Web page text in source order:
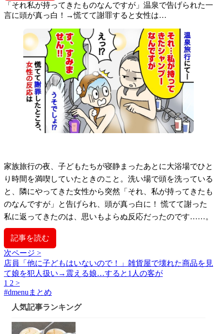
「それ私が持ってきたものなんですが」温泉で告げられた一
言に頭が真っ白！→慌てて謝罪すると女性は…
家族旅行の夜、子どもたちが寝静まったあとに大浴場でひと
り時間を満喫していたときのこと。洗い場で頭を洗っている
と、隣にやってきた女性から突然「それ、私が持ってきたも
のなんですが」と告げられ、頭が真っ白に！ 慌てて謝った
私に返ってきたのは、思いもよらぬ反応だったのです……。
記事を読む
次ページ >
店員「他に子どもはいないので！」雑貨屋で壊れた商品を見
て娘を犯人扱い→震える娘…すると1人の客が
1 2 >
#dmenuまとめ
人気記事ランキング